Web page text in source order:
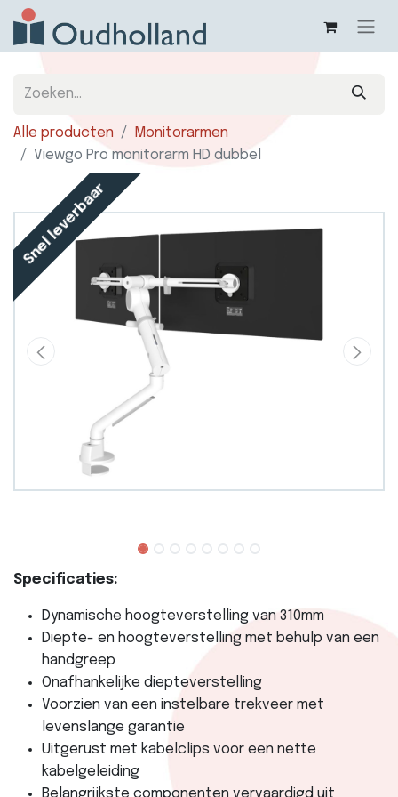
Alle producten
Monitorarmen
Viewgo Pro monitorarm HD dubbel
Snel leverbaar
Specificaties:
Dynamische hoogteverstelling van 310mm
Diepte- en hoogteverstelling met behulp van een
handgreep
Onafhankelijke diepteverstelling
Voorzien van een instelbare trekveer met
levenslange garantie
Uitgerust met kabelclips voor een nette
kabelgeleiding